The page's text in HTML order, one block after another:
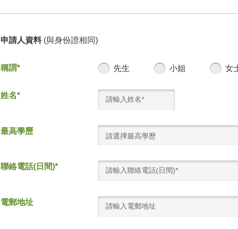
申請人資料 (與身份證相同)
稱謂* 先生 小姐 女
姓名*
最高學歷
請選擇最高學歷
聯絡電話(日間)*
電郵地址